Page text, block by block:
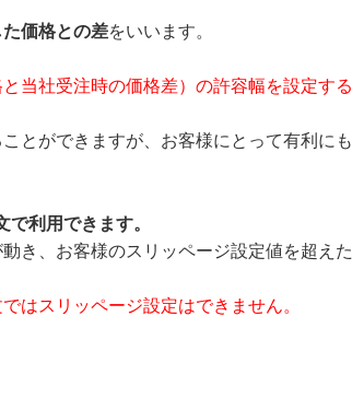
価格との差をいいます。
当社受注時の価格差）の許容幅を設定する
とができますが、お客様にとって有利にも
利用できます。
き、お客様のスリッページ設定値を超えた
はスリッページ設定はできません。